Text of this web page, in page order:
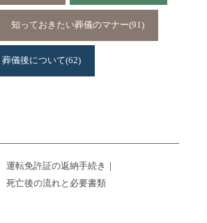
知っておきたい葬儀のマナー(91)
葬儀後について(62)
運転免許証の返納手続き｜
死亡後の流れと必要書類